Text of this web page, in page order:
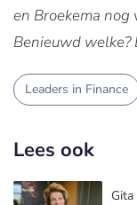
en Broekema
Benieuwd welke?
Leaders in Finance
Lees ook